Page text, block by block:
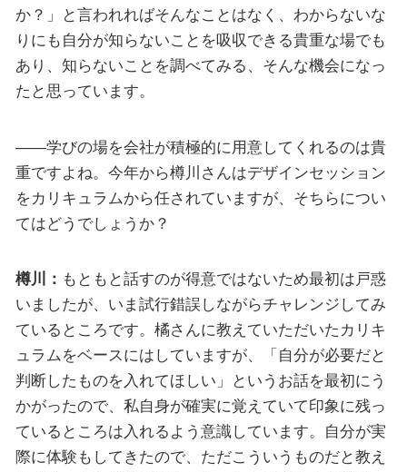
か？」と言われればそんなことはなく、わからないな
りにも自分が知らないことを吸収できる貴重な場でも
あり、知らないことを調べてみる、そんな機会になっ
たと思っています。
――学びの場を会社が積極的に用意してくれるのは貴
重ですよね。今年から樽川さんはデザインセッション
をカリキュラムから任されていますが、そちらについ
てはどうでしょうか？
樽川： もともと話すのが得意ではないため最初は戸惑
いましたが、いま試行錯誤しながらチャレンジしてみ
ているところです。橘さんに教えていただいたカリキ
ュラムをベースにはしていますが、「自分が必要だと
判断したものを入れてほしい」というお話を最初にう
かがったので、私自身が確実に覚えていて印象に残っ
ているところは入れるよう意識しています。自分が実
際に体験もしてきたので、ただこういうものだと教え